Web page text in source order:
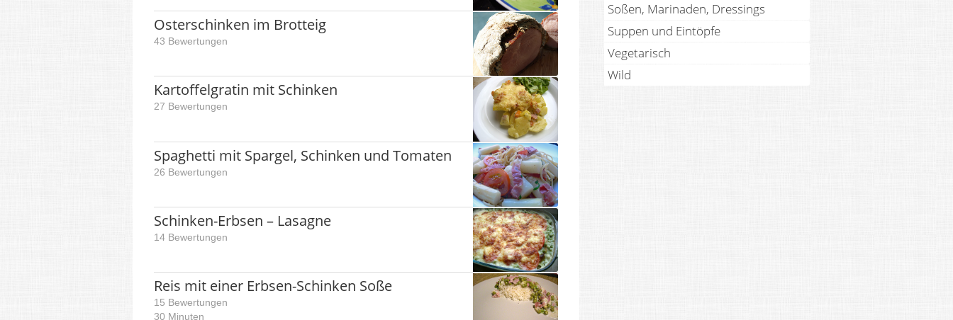
Osterschinken im Brotteig
43 Bewertungen
Kartoffelgratin mit Schinken
27 Bewertungen
Spaghetti mit Spargel, Schinken und Tomaten
26 Bewertungen
Schinken-Erbsen – Lasagne
14 Bewertungen
Reis mit einer Erbsen-Schinken Soße
15 Bewertungen
30 Minuten
Soßen, Marinaden, Dressings
Suppen und Eintöpfe
Vegetarisch
Wild